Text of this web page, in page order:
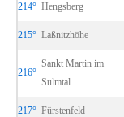
214° Hengsberg
215° Laßnitzhöhe
216°
Sankt Martin im
Sulmtal
217° Fürstenfeld